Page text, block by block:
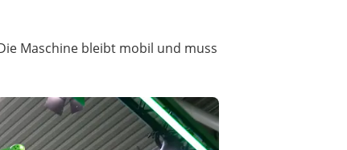
Maschine bleibt mobil und muss